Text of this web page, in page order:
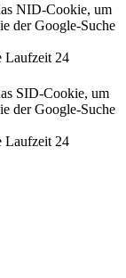
NID-Cookie, um
der Google-Suche
Laufzeit 24
SID-Cookie, um
der Google-Suche
Laufzeit 24